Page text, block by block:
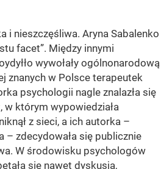
i nieszczęśliwa. Aryna Sabalenko
facet”. Między innymi
wywołały ogólnonarodową
znanych w Polsce terapeutek
psychologii nagle znalazła się
którym wypowiedziała
z sieci, a ich autorka –
– zdecydowała się publicznie
W środowisku psychologów
się nawet dyskusja,